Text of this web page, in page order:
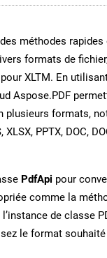
méthodes
formats de
XLTM. En utilisant
Aspose.PDF
plusieurs formats,
XLSX, PPTX, DOC,
PdfApi pour
comme la
l’instance de classe
le format